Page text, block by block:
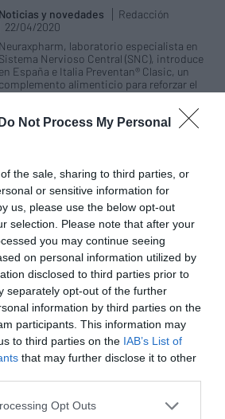
Do Not Process My Personal
the sale, sharing to third parties, or
or sensitive information for
us, please use the below opt-out
selection. Please note that after your
you may continue seeing
on personal information utilized by
disclosed to third parties prior to
separately opt-out of the further
information by third parties on the
participants. This information may
to third parties on the IAB’s List of
that may further disclose it to other
Opt Outs
Noticias y novedades
Redacción
22/04/2020
Neuraxpharm, laboratorio especialista en
Sistema Nervioso Central (SNC), introduce
en España e Italia Preventan® Clasic, un
complemento alimenticio para reforzar el
inmunitario. Líder en República
Checa desde hace más de 10 años, la gama
Preventan® contiene una mezcla única de
sistema inmune.
Patologías del SNC. Módulo 9.
y otros trastornos
Redacción 28/01/2020
Patologías del SNC. Módulo 8.
del neurodesarrollo.
Trastorno del espectro autista y
trastorno por déficit de atención e